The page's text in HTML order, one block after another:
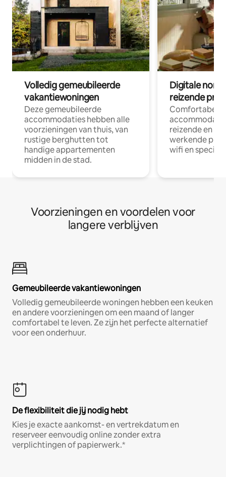
Volledig gemeubileerde
vakantiewoningen
Deze gemeubileerde
accommodaties hebben alle
voorzieningen van thuis, van
rustige berghutten tot
handige appartementen
midden in de stad.
Digitale
reizende
Comfortabele
reizende en
werkende
wifi en
Voorzieningen en voordelen voor
langere verblijven
Gemeubileerde vakantiewoningen
Volledig gemeubileerde woningen hebben een keuken
en andere voorzieningen om een maand of langer
comfortabel te leven. Ze zijn het perfecte alternatief
voor een onderhuur.
De flexibiliteit die jij nodig hebt
Kies je exacte aankomst- en vertrekdatum en
reserveer eenvoudig online zonder extra
verplichtingen of papierwerk.*